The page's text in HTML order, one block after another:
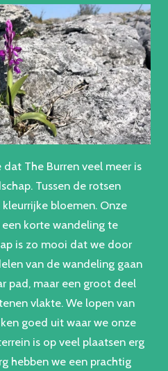
The Burren veel meer is
Tussen de rotsen
bloemen. Onze
korte wandeling te
is zo mooi dat we door
van de wandeling gaan
pad, maar een groot deel
vlakte. We lopen van
goed uit waar we onze
is op veel plaatsen erg
hebben we een prachtig